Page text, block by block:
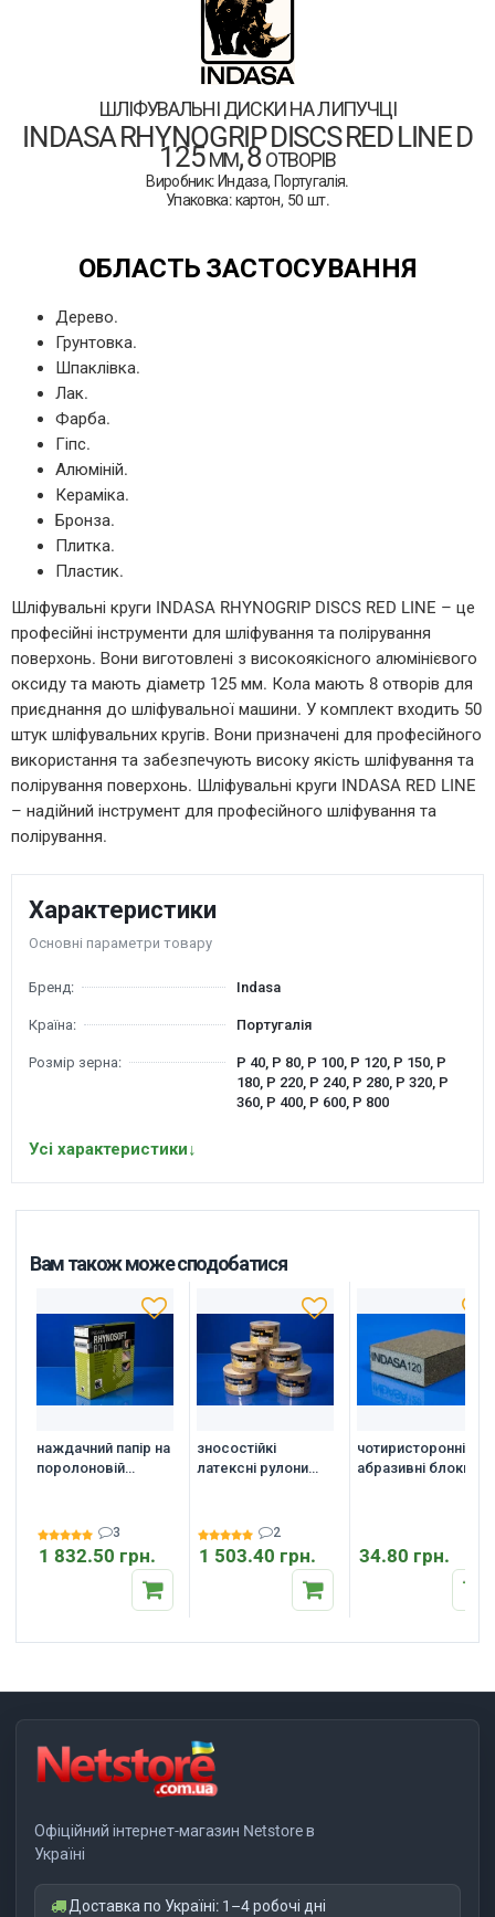
шліфувальні диски на липучці
INDASA RHYNOGRIP DISCS RED LINE D
125 мм, 8 отворів
Виробник: Индаза, Португалія.
Упаковка: картон, 50 шт.
ОБЛАСТЬ ЗАСТОСУВАННЯ
Дерево.
Грунтовка.
Шпаклівка.
Лак.
Фарба.
Гіпс.
Алюміній.
Кераміка.
Бронза.
Плитка.
Пластик.
Шліфувальні круги INDASA RHYNOGRIP DISCS RED LINE – це
професійні інструменти для шліфування та полірування
поверхонь. Вони виготовлені з високоякісного алюмінієвого
оксиду та мають діаметр 125 мм. Кола мають 8 отворів для
приєднання до шліфувальної машини. У комплект входить 50
штук шліфувальних кругів. Вони призначені для професійного
використання та забезпечують високу якість шліфування та
полірування поверхонь. Шліфувальні круги INDASA RED LINE
– надійний інструмент для професійного шліфування та
полірування.
Характеристики
Основні параметри товару
Бренд: Indasa
Країна: Португалія
Розмір зерна:
P 40, P 80, P 100, P 120, P 150, P
180, P 220, P 240, P 280, P 320, P
360, P 400, P 600, P 800
Усі характеристики↓
Вам також може сподобатися
наждачний папір на
поролоновій
115x25
1 832.50 грн.
3
зносостійкі
латексні рулони
50м
1 503.40 грн.
2
чотиристоронні
абразивні блоки
34.80 грн.
Офіційний інтернет-магазин Netstore в
Україні
Доставка по Україні: 1–4 робочі дні